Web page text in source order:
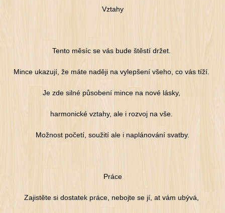
Vztahy
Tento měsíc se vás bude štěstí držet.
Mince ukazují, že máte naději na vylepšení všeho, co vás tíží.
Je zde silné působení mince na nové lásky,
harmonické vztahy, ale i rozvoj na vše.
Možnost početí, soužití ale i naplánování svatby.
Práce
Zajistěte si dostatek práce, nebojte se jí, at vám ubývá,